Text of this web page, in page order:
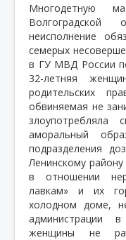
Многодетную
неисполнение
семерых
в ГУ МВД России
32-летняя
родительских
обвиняемая не
злоупотребляла
аморальный
подразделения
Ленинскому
в отношении
лавкам» и их
холодном доме,
администрации
женщины не